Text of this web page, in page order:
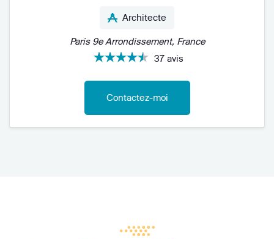
Architecte
Paris 9e Arrondissement, France
37 avis
Contactez-moi